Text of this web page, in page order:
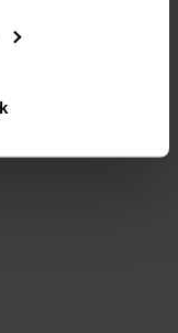
instellen welke